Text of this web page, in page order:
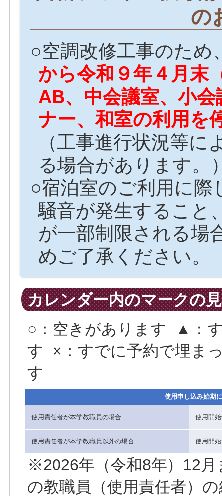
の
○空調改修工事のため
から令和９年４月末
AB、中会議室、小
ナー、和室の利用を
（工事進行状況等
る場合があります。
○宿泊室のご利用に際
騒音が発生すること
が一部制限される場
めご了承ください。
カレンダー内のマークの
○：空きがあります ▲：
す ×：すでに予約で埋ま
す
使用申し込み始期
使用責任者が本学教職員の場合 使用開
使用責任者が本学教職員以外の場合 使用開
※2026年（令和8年）12
の教職員（使用責任者）